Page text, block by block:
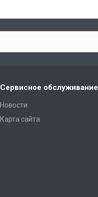
Сервисное обслуживание
Новости
Карта сайта